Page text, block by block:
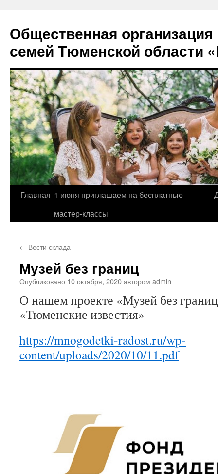
содержимому
Общественная
семей Тюменской области
Главная 1 июня приглашаем на бесплатные
мастер-классы
← Вести склада
Музей без границ
Опубликовано 10 октября, 2020автором admin
О нашем проекте «Музей без
«Тюменские известия»
https://mnogodetki-radost.ru/wp-
content/uploads/2020/10/11.pdf